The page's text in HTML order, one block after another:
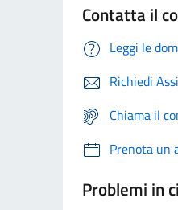
Contatta il
Leggi le
Richiedi
Chiama il
Prenota un
Problemi in